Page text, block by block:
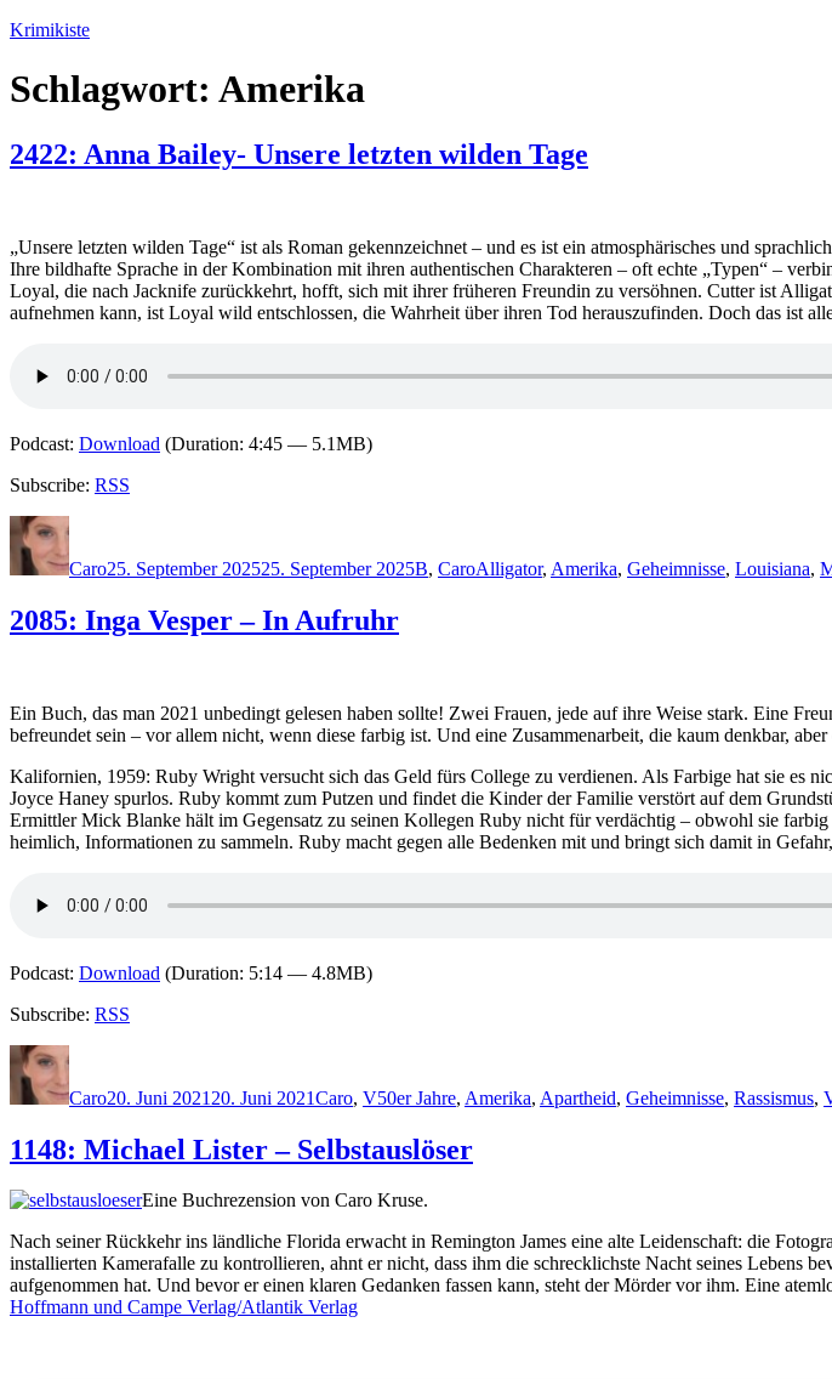
Zum
springen
Krimikiste
Schlagwort: Amerika
2422: Anna Bailey- Unsere letzten wilden Tage
„Unsere letzten wilden Tage“ ist als Roman gekennzeichnet – und es ist ein atmosphärisches und
Ihre bildhafte Sprache in der Kombination mit ihren authentischen Charakteren – oft echte „Typen“ –
Loyal, die nach Jacknife zurückkehrt, hofft, sich mit ihrer früheren Freundin zu versöhnen. Cutter ist
aufnehmen kann, ist Loyal wild entschlossen, die Wahrheit über ihren Tod herauszufinden. Doch das ist
Podcast: Download (Duration: 4:45 — 5.1MB)
Subscribe: RSS
Autor
Caro25. September 202525. September 2025B, CaroAlligator, Amerika, Geheimnisse, Louisiana,
2085: Inga Vesper – In Aufruhr
Ein Buch, das man 2021 unbedingt gelesen haben sollte! Zwei Frauen, jede auf ihre Weise stark. Eine
befreundet sein – vor allem nicht, wenn diese farbig ist. Und eine Zusammenarbeit, die kaum denkbar,
Kalifornien, 1959: Ruby Wright versucht sich das Geld fürs College zu verdienen. Als Farbige hat sie es
Joyce Haney spurlos. Ruby kommt zum Putzen und findet die Kinder der Familie verstört auf dem
Ermittler Mick Blanke hält im Gegensatz zu seinen Kollegen Ruby nicht für verdächtig – obwohl sie
heimlich, Informationen zu sammeln. Ruby macht gegen alle Bedenken mit und bringt sich damit in
Podcast: Download (Duration: 5:14 — 4.8MB)
Subscribe: RSS
Autor
Caro20. Juni 2021 20. Juni 2021Caro, V50er Jahre, Amerika, Apartheid, Geheimnisse, Rassismus,
1148: Michael Lister – Selbstauslöser
Eine Buchrezension von Caro Kruse.
Nach seiner Rückkehr ins ländliche Florida erwacht in Remington James eine alte Leidenschaft: die
installierten Kamerafalle zu kontrollieren, ahnt er nicht, dass ihm die schrecklichste Nacht seines Lebens
aufgenommen hat. Und bevor er einen klaren Gedanken fassen kann, steht der Mörder vor ihm. Eine
Hoffmann und Campe Verlag/Atlantik Verlag